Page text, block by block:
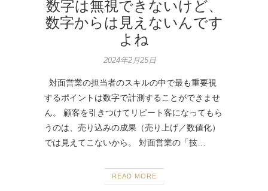
数字は無視できないけど、
数字からは見えないんです
よね
2024年2月25日
対面営業の担当者のスキルの中で最も重要視
するポイントは数字で計測することができませ
ん。 顧客を引きつけてリピート客になってもら
うのは、売り込みの成果（売り上げ／数値化）
では見えてこないから。 対面営業の「技…
READ MORE